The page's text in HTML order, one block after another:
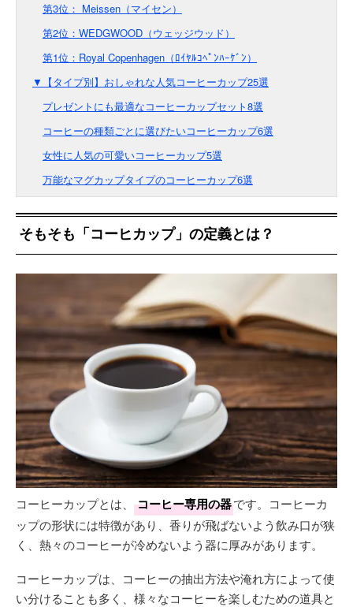
第3位： Meissen（マイセン）
第2位：WEDGWOOD（ウェッジウッド）
第1位：Royal Copenhagen（ﾛｲﾔﾙｺﾍﾟﾝﾊｰｹﾞﾝ）
▼【タイプ別】おしゃれな人気コーヒーカップ25選
プレゼントにも最適なコーヒーカップセット8選
コーヒーの種類ごとに選びたいコーヒーカップ6選
女性に人気の可愛いコーヒーカップ5選
万能なマグカップタイプのコーヒーカップ6選
そもそも「コーヒカップ」の定義とは？
コーヒーカップとは、 コーヒー専用の器です。コーヒーカ
ップの形状には特徴があり、香りが飛ばないよう飲み口が狭
く、熱々のコーヒーが冷めないよう器に厚みがあります。
コーヒーカップは、コーヒーの抽出方法や淹れ方によって使
い分けることも多く、様々なコーヒーを楽しむための道具と